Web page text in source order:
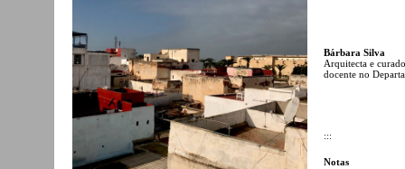
Bárbara Silva
Arquitecta e
docente no
:::
Notas